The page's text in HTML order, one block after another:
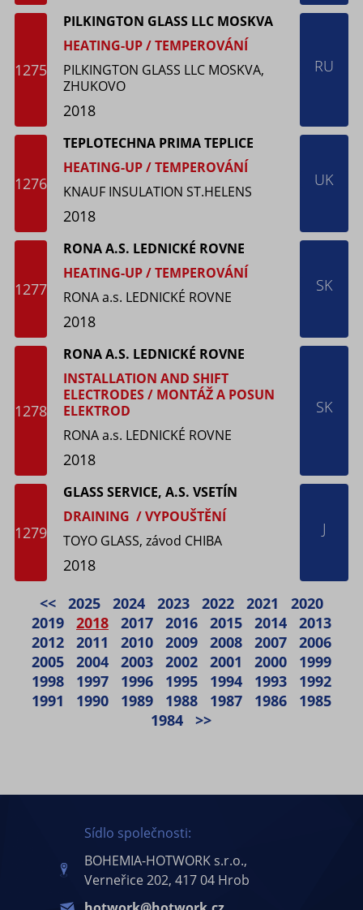
1275
PILKINGTON GLASS LLC MOSKVA
HEATING-UP / TEMPEROVÁNÍ
PILKINGTON GLASS LLC MOSKVA,
ZHUKOVO
2018
RU
1276
TEPLOTECHNA PRIMA TEPLICE
HEATING-UP / TEMPEROVÁNÍ
KNAUF INSULATION ST.HELENS
2018
UK
1277
RONA A.S. LEDNICKÉ ROVNE
HEATING-UP / TEMPEROVÁNÍ
RONA a.s. LEDNICKÉ ROVNE
2018
SK
1278
RONA A.S. LEDNICKÉ ROVNE
INSTALLATION AND SHIFT
ELECTRODES / MONTÁŽ A POSUN
ELEKTROD
RONA a.s. LEDNICKÉ ROVNE
2018
SK
1279
GLASS SERVICE, A.S. VSETÍN
DRAINING / VYPOUŠTĚNÍ
TOYO GLASS, závod CHIBA
2018
J
<< 2025 2024 2023 2022 2021
2020
2019
2018 2017 2016 2015 2014
2013
2012
2011 2010 2009 2008 2007
2006
2005
2004 2003 2002 2001 2000
1999
1998
1997 1996 1995 1994 1993
1992
1991
1990 1989 1988 1987 1986
1985
1984
>>
Sídlo společnosti:
BOHEMIA-HOTWORK s.r.o.,
Verneřice 202, 417 04 Hrob